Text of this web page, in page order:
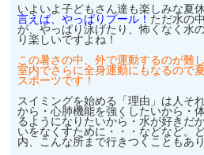
いよいよ子どもさん達も楽しみな夏
言えば、やっぱりプール！ただ水の
が、やっぱり泳げたり、怖くなく水
り楽しいですよね！
この暑さの中、外で運動するのが難
室内でさらに全身運動にもなるので
スポーツです！
スイミングを始める「理由」は人そ
から・心肺機能を強くしたいから・
るようになりたいから・水が好きだ
いをなくすために・・・などなど。
内、こんな所まで行きつくこともあ